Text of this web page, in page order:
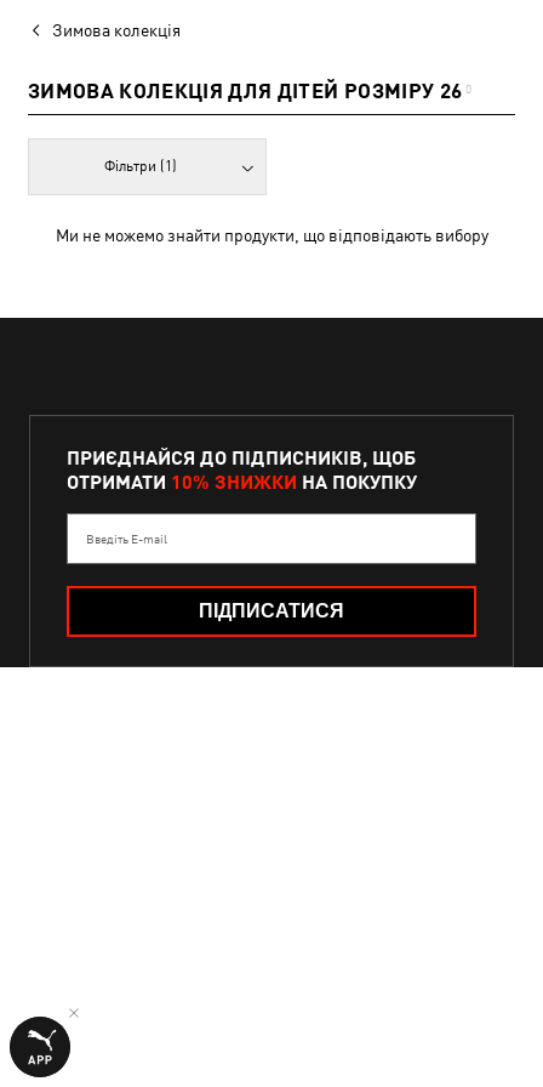
Зимова колекція
ЗИМОВА КОЛЕКЦІЯ ДЛЯ ДІТЕЙ РОЗМІРУ 26 0
Фільтри (1)
Ми не можемо знайти продукти, що відповідають вибору
ПРИЄДНАЙСЯ ДО ПІДПИСНИКІВ, ЩОБ
ОТРИМАТИ 10% ЗНИЖКИ НА ПОКУПКУ
Введіть E-mail
ПІДПИСАТИСЯ